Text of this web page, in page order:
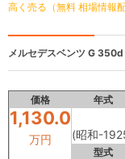
高く売る（無料 相場情報配
メルセデスベンツ G 350d
価格 年式
1,130.0
万円 (昭和-
型式